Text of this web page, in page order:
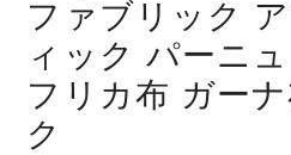
ファブリック
ィック パーニ
フリカ布 ガー
ク